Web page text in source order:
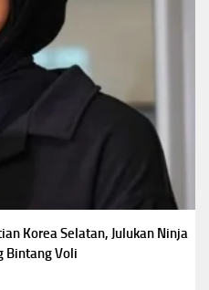
Korea Selatan, Julukan Ninja
Bintang Voli